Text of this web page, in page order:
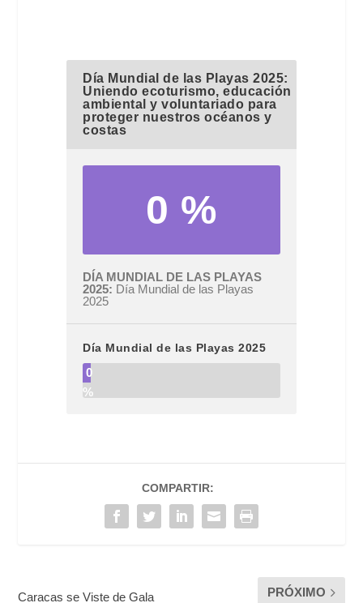
Día Mundial de las Playas 2025:
Uniendo ecoturismo, educación
ambiental y voluntariado para
proteger nuestros océanos y
costas
0 %
DÍA MUNDIAL DE LAS PLAYAS
2025 Día Mundial de las Playas
2025
Día Mundial de las Playas 2025
0
%
COMPARTIR:
Caracas se Viste de Gala PRÓXIMO